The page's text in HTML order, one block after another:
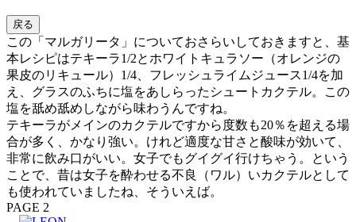
戻る
この「マルガリータ」についておさらいしておきますと、基
本レシピはテキーラ1/2とホワイトキュラソー（オレンジの
果皮のリキュール）1/4、フレッシュライムジュース1/4を加
え、グラスのふちに塩をあしらったシュートカクテル。この
塩を舐め舐めしながら味わうんですね。
テキーラがメインのカクテルですから度数も20％を超える場
合が多く、かなり強い。けれど適度な甘さと酸味が効いて、
非常に飲み口がいい。女子でもグイグイ行けちゃう。という
ことで、昔は女子を酔わせる不良（ワル）いカクテルとして
も使われていましたね、そういえば。
PAGE 2